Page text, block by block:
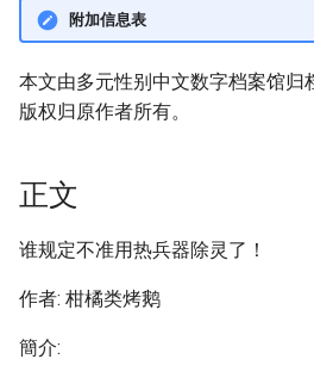
附加信息表
本文由多元性别中文数字档案馆归
版权归原作者所有。
正文
谁规定不准用热兵器除灵了！
作者: 柑橘类烤鹅
簡介: